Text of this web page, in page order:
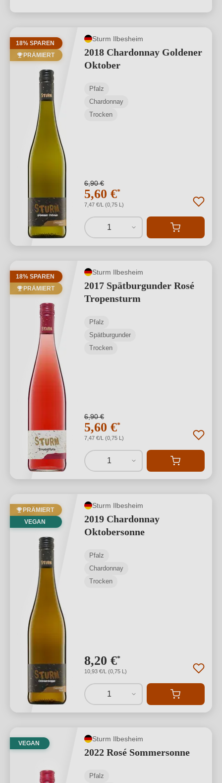
18% SPAREN
PRÄMIERT
Sturm Ilbesheim
2018 Chardonnay Goldener
Oktober
Pfalz
Chardonnay
Trocken
6,90 €
5,60 €*
7,47 €/L (0,75 L)
1
18% SPAREN
PRÄMIERT
Sturm Ilbesheim
2017 Spätburgunder Rosé
Tropensturm
Pfalz
Spätburgunder
Trocken
6,90 €
5,60 €*
7,47 €/L (0,75 L)
1
PRÄMIERT
VEGAN
Sturm Ilbesheim
2019 Chardonnay
Oktobersonne
Pfalz
Chardonnay
Trocken
8,20 €*
10,93 €/L (0,75 L)
1
VEGAN
Sturm Ilbesheim
2022 Rosé Sommersonne
Pfalz